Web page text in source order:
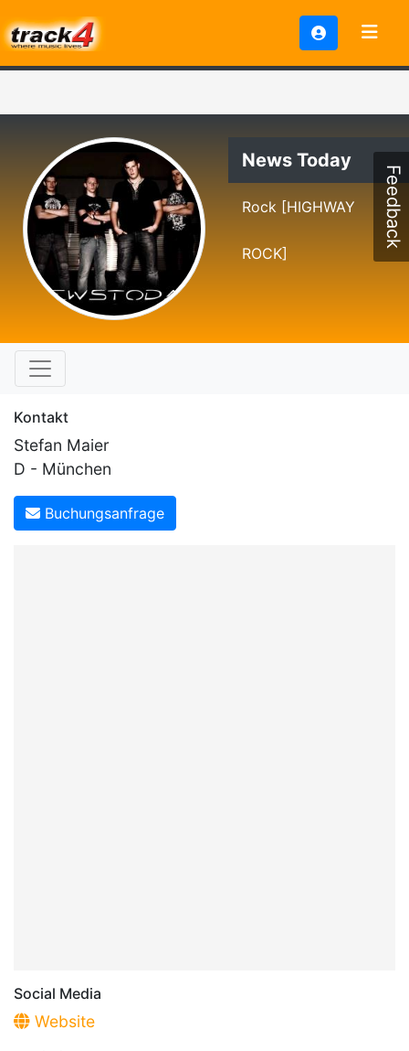
News Today
Rock [HIGHWAY
ROCK]
Kontakt
Stefan Maier
D - München
Buchungsanfrage
Social Media
Website
Feedback